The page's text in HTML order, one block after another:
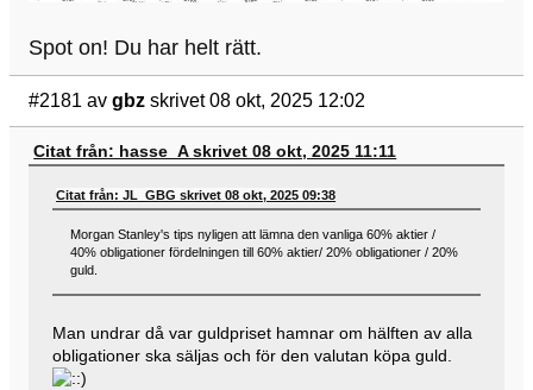
Spot on! Du har helt rätt.
#2181 av gbz skrivet 08 okt, 2025 12:02
Citat från: hasse_A skrivet 08 okt, 2025 11:11
Citat från: JL_GBG skrivet 08 okt, 2025 09:38
Morgan Stanley's tips nyligen att lämna den vanliga 60% aktier /
40% obligationer fördelningen till 60% aktier/ 20% obligationer / 20%
guld.
Man undrar då var guldpriset hamnar om hälften av alla
obligationer ska säljas och för den valutan köpa guld.